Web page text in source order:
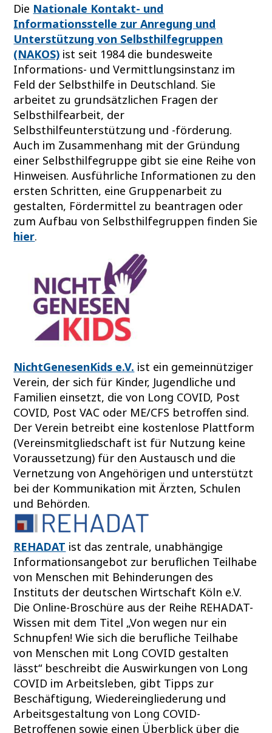
Die Nationale Kontakt- und
Informationsstelle zur Anregung und
Unterstützung von Selbsthilfegruppen
(NAKOS) ist seit 1984 die bundesweite
Informations- und Vermittlungsinstanz im
Feld der Selbsthilfe in Deutschland. Sie
arbeitet zu grundsätzlichen Fragen der
Selbsthilfearbeit, der
Selbsthilfeunterstützung und -förderung.
Auch im Zusammenhang mit der Gründung
einer Selbsthilfegruppe gibt sie eine Reihe von
Hinweisen. Ausführliche Informationen zu den
ersten Schritten, eine Gruppenarbeit zu
gestalten, Fördermittel zu beantragen oder
zum Aufbau von Selbsthilfegruppen finden Sie
hier.
NichtGenesenKids e.V. ist ein gemeinnütziger
Verein, der sich für Kinder, Jugendliche und
Familien einsetzt, die von Long COVID, Post
COVID, Post VAC oder ME/CFS betroffen sind.
Der Verein betreibt eine kostenlose Plattform
(Vereinsmitgliedschaft ist für Nutzung keine
Voraussetzung) für den Austausch und die
Vernetzung von Angehörigen und unterstützt
bei der Kommunikation mit Ärzten, Schulen
und Behörden.
REHADAT ist das zentrale, unabhängige
Informationsangebot zur beruflichen Teilhabe
von Menschen mit Behinderungen des
Instituts der deutschen Wirtschaft Köln e.V.
Die Online-Broschüre aus der Reihe REHADAT-
Wissen mit dem Titel „Von wegen nur ein
Schnupfen! Wie sich die berufliche Teilhabe
von Menschen mit Long COVID gestalten
lässt“ beschreibt die Auswirkungen von Long
COVID im Arbeitsleben, gibt Tipps zur
Beschäftigung, Wiedereingliederung und
Arbeitsgestaltung von Long COVID-
Betroffenen sowie einen Überblick über die